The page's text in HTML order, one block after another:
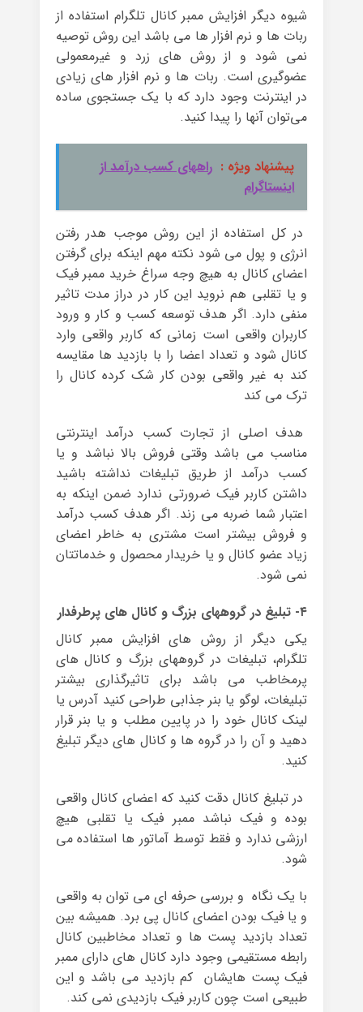
شیوه دیگر افزایش ممبر کانال تلگرام استفاده از
ربات ها و نرم افزار ها می باشد این روش توصیه
نمی شود و از روش های زرد و غیرمعمولی
عضوگیری است. ربات ها و نرم افزار های زیادی
در اینترنت وجود دارد که با یک جستجوی ساده
می‌توان آنها را پیدا کنید.
پیشنهاد ویژه : راههای کسب درآمد از
اینستاگرام
در کل استفاده از این روش موجب هدر رفتن
انرژی و پول می شود نکته مهم اینکه برای گرفتن
اعضای کانال به هیچ وجه سراغ خرید ممبر فیک
و یا تقلبی هم نروید این کار در دراز مدت تاثیر
منفی دارد. اگر هدف توسعه کسب و کار و ورود
کاربران واقعی است زمانی که کاربر واقعی وارد
کانال شود و تعداد اعضا را با بازدید ها مقایسه
کند به غیر واقعی بودن کار شک کرده کانال را
ترک می کند
هدف اصلی از تجارت کسب درآمد اینترنتی
مناسب می باشد وقتی فروش بالا نباشد و یا
کسب درآمد از طریق تبلیغات نداشته باشید
داشتن کاربر فیک ضرورتی ندارد ضمن اینکه به
اعتبار شما ضربه می زند. اگر هدف کسب درآمد
و فروش بیشتر است مشتری به خاطر اعضای
زیاد عضو کانال و یا خریدار محصول و خدماتتان
نمی شود.
۴- تبلیغ در گروههای بزرگ و کانال های پرطرفدار
یکی دیگر از روش های افزایش ممبر کانال
تلگرام، تبلیغات در گروههای بزرگ و کانال های
پرمخاطب می باشد برای تاثیرگذاری بیشتر
تبلیغات، لوگو یا بنر جذابی طراحی کنید آدرس یا
لینک کانال خود را در پایین مطلب و یا بنر قرار
دهید و آن را در گروه ها و کانال های دیگر تبلیغ
کنید.
در تبلیغ کانال دقت کنید که اعضای کانال واقعی
بوده و فیک نباشد ممبر فیک یا تقلبی هیچ
ارزشی ندارد و فقط توسط آماتور ها استفاده می
شود.
با یک نگاه و بررسی حرفه ای می توان به واقعی
و یا فیک بودن اعضای کانال پی برد. همیشه بین
تعداد بازدید پست ها و تعداد مخاطبین کانال
رابطه مستقیمی وجود دارد کانال های دارای ممبر
فیک پست هایشان کم بازدید می باشد و این
طبیعی است چون کاربر فیک بازدیدی نمی کند.